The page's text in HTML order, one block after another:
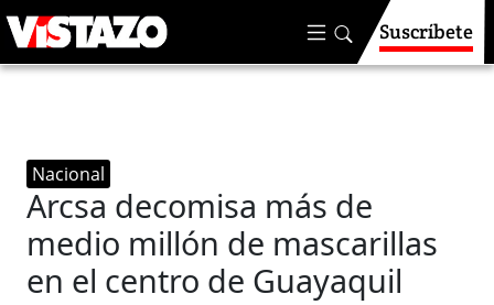
Suscríbete
Nacional
Arcsa decomisa más de
medio millón de mascarillas
en el centro de Guayaquil